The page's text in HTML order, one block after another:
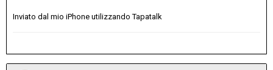
Inviato dal mio iPhone utilizzando Tapatalk